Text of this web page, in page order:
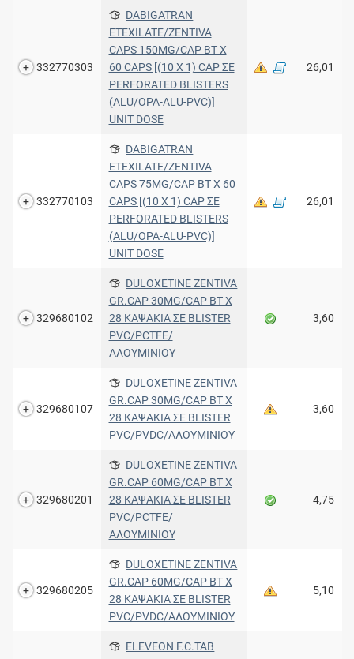
332770303
DABIGATRAN
ETEXILATE/ZENTIVA
CAPS 150MG/CAP BT X
60 CAPS [(10 X 1) CAP ΣΕ
PERFORATED BLISTERS
(ALU/OPA-ALU-PVC)]
UNIT DOSE
26,01
332770103
DABIGATRAN
ETEXILATE/ZENTIVA
CAPS 75MG/CAP BT X 60
CAPS [(10 X 1) CAP ΣΕ
PERFORATED BLISTERS
(ALU/OPA-ALU-PVC)]
UNIT DOSE
26,01
329680102
DULOXETINE ZENTIVA
GR.CAP 30MG/CAP BT X
28 ΚΑΨΑΚΙΑ ΣΕ BLISTER
PVC/PCTFE/
ΑΛΟΥΜΙΝΙΟΥ
3,60
329680107
DULOXETINE ZENTIVA
GR.CAP 30MG/CAP BT X
28 ΚΑΨΑΚΙΑ ΣΕ BLISTER
PVC/PVDC/ΑΛΟΥΜΙΝΙΟΥ
3,60
329680201
DULOXETINE ZENTIVA
GR.CAP 60MG/CAP BT X
28 ΚΑΨΑΚΙΑ ΣΕ BLISTER
PVC/PCTFE/
ΑΛΟΥΜΙΝΙΟΥ
4,75
329680205
DULOXETINE ZENTIVA
GR.CAP 60MG/CAP BT X
28 ΚΑΨΑΚΙΑ ΣΕ BLISTER
PVC/PVDC/ΑΛΟΥΜΙΝΙΟΥ
5,10
ELEVEON F.C.TAB